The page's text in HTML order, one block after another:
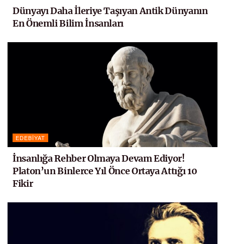
Dünyayı Daha İleriye Taşıyan Antik Dünyanın
En Önemli Bilim İnsanları
EDEBIYAT
İnsanlığa Rehber Olmaya Devam Ediyor!
Platon’un Binlerce Yıl Önce Ortaya Attığı 10
Fikir